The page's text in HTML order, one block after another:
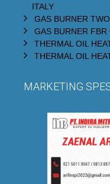
ITALY
GAS BURNER
GAS BURNER
THERMAL OIL
THERMAL OIL
MARKETING